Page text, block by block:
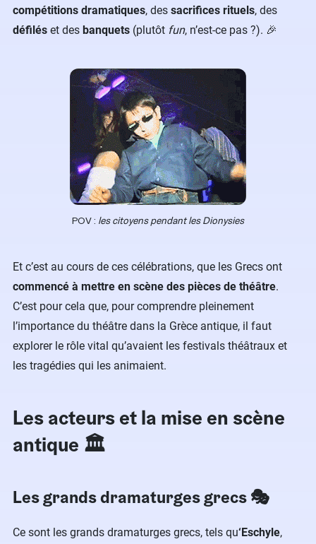
compétitions dramatiques, des sacrifices rituels, des
défilés et des banquets (plutôt fun, n’est-ce pas ?). 🎉
POV : les citoyens pendant les Dionysies
Et c’est au cours de ces célébrations, que les Grecs ont
commencé à mettre en scène des pièces de théâtre.
C’est pour cela que, pour comprendre pleinement
l’importance du théâtre dans la Grèce antique, il faut
explorer le rôle vital qu’avaient les festivals théâtraux et
les tragédies qui les animaient.
Les acteurs et la mise en scène
antique 🏛️
Les grands dramaturges grecs 🎭
Ce sont les grands dramaturges grecs, tels qu‘Eschyle,